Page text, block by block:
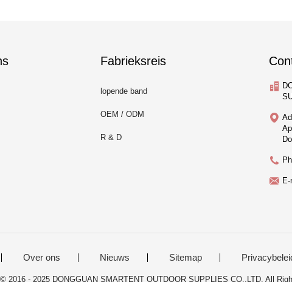
Fabrieksreis
lopende band
OEM / ODM
R & D
Over ons Nieuws Sitemap
2016 - 2025 DONGGUAN SMARTENT OUTDOOR SUPPLIES CO.,LTD. All